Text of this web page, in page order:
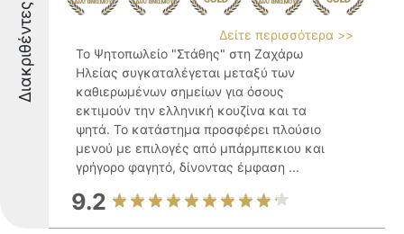
Διακριθέντες
Δείτε περισσότερα >>
Το Ψητοπωλείο "Στάθης" στη Ζαχάρω
Ηλείας συγκαταλέγεται μεταξύ των
καθιερωμένων σημείων για όσους
εκτιμούν την ελληνική κουζίνα και τα
ψητά. Το κατάστημα προσφέρει πλούσιο
μενού με επιλογές από μπάρμπεκιου και
γρήγορο φαγητό, δίνοντας έμφαση ...
9.2